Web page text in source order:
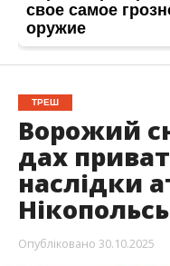
ТРЕШ
Ворожий
дах
наслідки
Опубліковано 30.10.2025